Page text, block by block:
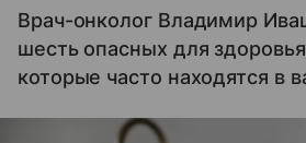
Врач-онколог Владимир
шесть опасных для
которые часто находятся в